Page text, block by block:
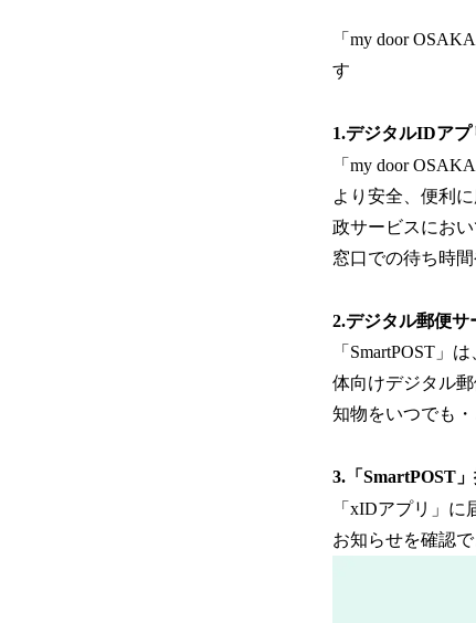
「my door
す
1.デジタルIDア
「my door
より安全、便利
政サービスにお
窓口での待ち時
2.デジタル郵便サ
「SmartPOST」
体向けデジタル
知物をいつでも
3.「SmartPOST
「xIDアプリ」
お知らせを確認